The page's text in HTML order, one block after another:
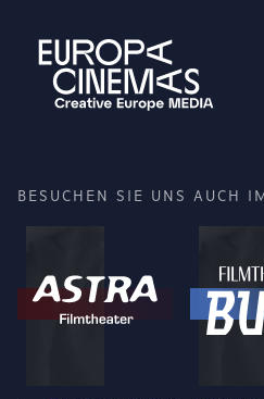
BESUCHEN SIE UNS AUCH IM